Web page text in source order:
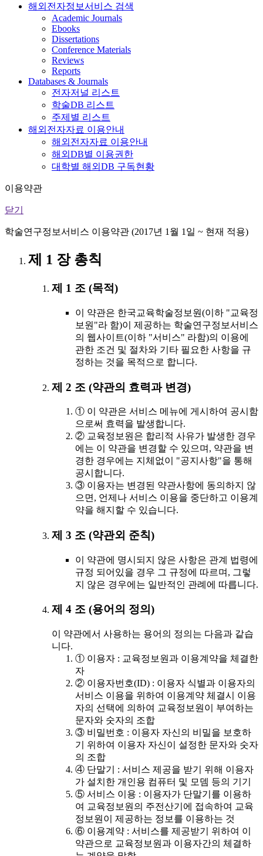
해외전자정보서비스 검색
Academic Journals
Ebooks
Dissertations
Conference Materials
Reviews
Reports
Databases & Journals
전자저널 리스트
학술DB 리스트
주제별 리스트
해외전자자료 이용안내
해외전자자료 이용안내
해외DB별 이용권한
대학별 해외DB 구독현황
이용약관
닫기
학술연구정보서비스 이용약관 (2017년 1월 1일 ~ 현재 적용)
제 1 장 총칙
제 1 조 (목적)
이 약관은 한국교육학술정보원(이하 "교육정
보원"라 함)이 제공하는 학술연구정보서비스
의 웹사이트(이하 "서비스" 라함)의 이용에
관한 조건 및 절차와 기타 필요한 사항을 규
정하는 것을 목적으로 합니다.
제 2 조 (약관의 효력과 변경)
① 이 약관은 서비스 메뉴에 게시하여 공시함
으로써 효력을 발생합니다.
② 교육정보원은 합리적 사유가 발생한 경우
에는 이 약관을 변경할 수 있으며, 약관을 변
경한 경우에는 지체없이 "공지사항"을 통해
공시합니다.
③ 이용자는 변경된 약관사항에 동의하지 않
으면, 언제나 서비스 이용을 중단하고 이용계
약을 해지할 수 있습니다.
제 3 조 (약관외 준칙)
이 약관에 명시되지 않은 사항은 관계 법령에
규정 되어있을 경우 그 규정에 따르며, 그렇
지 않은 경우에는 일반적인 관례에 따릅니다.
제 4 조 (용어의 정의)
이 약관에서 사용하는 용어의 정의는 다음과 같습
니다.
① 이용자 : 교육정보원과 이용계약을 체결한
자
② 이용자번호(ID) : 이용자 식별과 이용자의
서비스 이용을 위하여 이용계약 체결시 이용
자의 선택에 의하여 교육정보원이 부여하는
문자와 숫자의 조합
③ 비밀번호 : 이용자 자신의 비밀을 보호하
기 위하여 이용자 자신이 설정한 문자와 숫자
의 조합
④ 단말기 : 서비스 제공을 받기 위해 이용자
가 설치한 개인용 컴퓨터 및 모뎀 등의 기기
⑤ 서비스 이용 : 이용자가 단말기를 이용하
여 교육정보원의 주전산기에 접속하여 교육
정보원이 제공하는 정보를 이용하는 것
⑥ 이용계약 : 서비스를 제공받기 위하여 이
약관으로 교육정보원과 이용자간의 체결하